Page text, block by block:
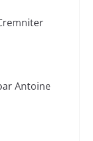
Antoine